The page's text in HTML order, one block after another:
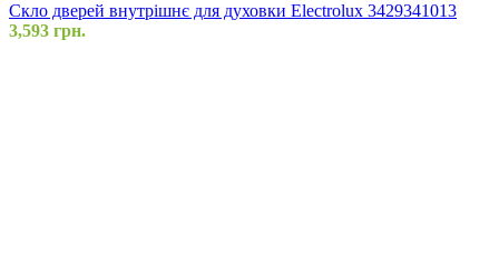
Скло дверей внутрішнє для духовки Electrolux 3429341013
3,593 грн.